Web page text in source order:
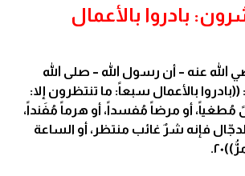
بادروا بالأعمال
الله عنه – أن رسول الله – صلى الله
بالأعمال سبعاً: ما تنتظرون إلا:
مُطغياً، أو مرضاً مُفسداً، أو هرماً مُفَنداً،
فإنه شرٌ غائب منتظر، أو الساعة